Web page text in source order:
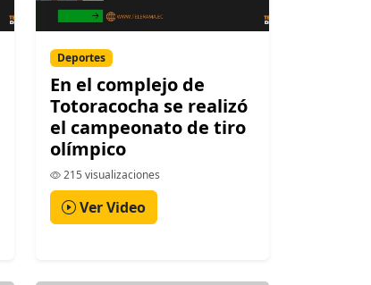
Deportes
En el complejo de
Totoracocha se realizó
el campeonato de tiro
olímpico
215 visualizaciones
Ver Video